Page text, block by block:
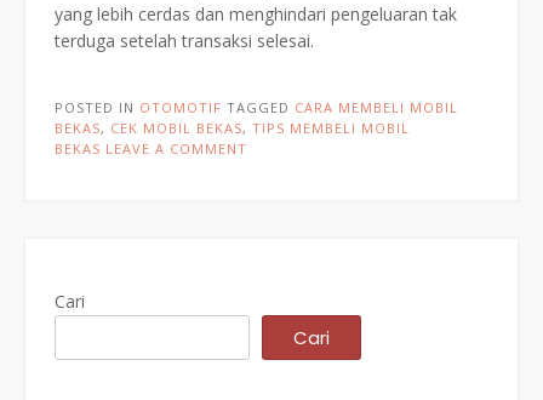
yang lebih cerdas dan menghindari pengeluaran tak
terduga setelah transaksi selesai.
POSTED IN OTOMOTIF TAGGED CARA MEMBELI MOBIL
BEKAS, CEK MOBIL BEKAS, TIPS MEMBELI MOBIL
BEKAS LEAVE A COMMENT
Cari
Cari